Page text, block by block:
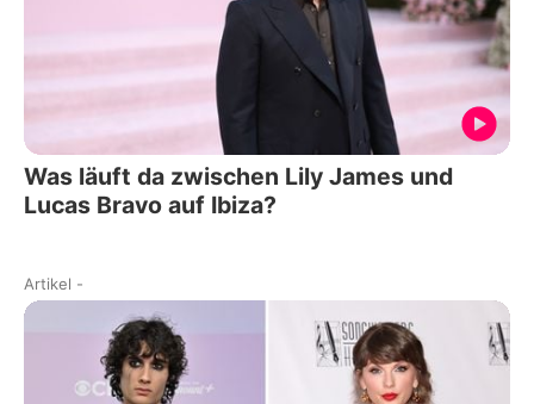
Was läuft da zwischen Lily James und
Lucas Bravo auf Ibiza?
Artikel -